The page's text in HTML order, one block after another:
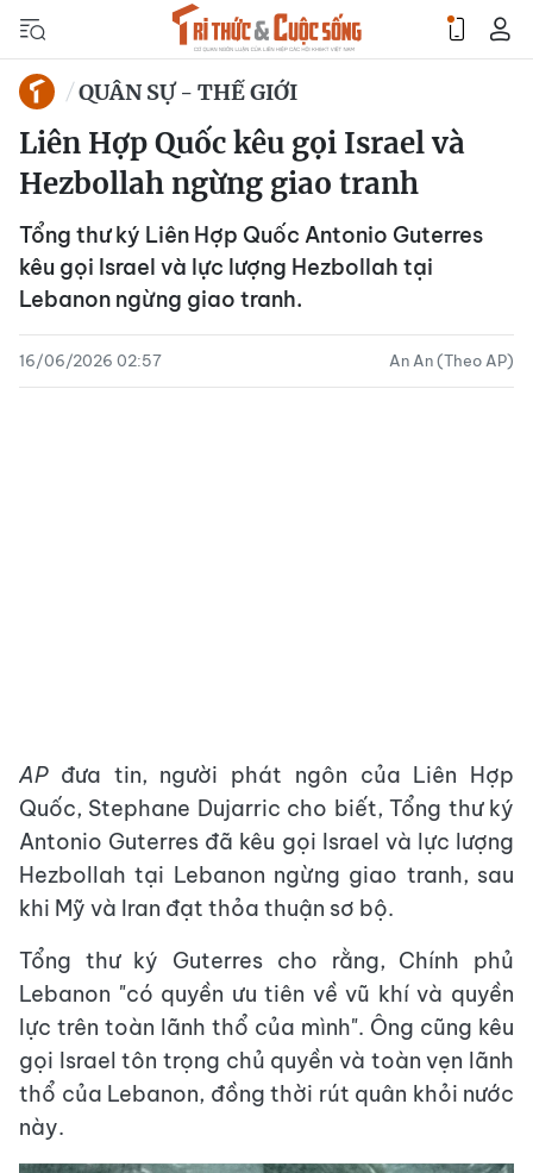
QUÂN SỰ - THẾ GIỚI
Liên Hợp Quốc kêu gọi Israel và
Hezbollah ngừng giao tranh
Tổng thư ký Liên Hợp Quốc Antonio Guterres
kêu gọi Israel và lực lượng Hezbollah tại
Lebanon ngừng giao tranh.
16/06/2026 02:57 An An (Theo AP)
APđưa tin, người phát ngôn của Liên Hợp
Quốc, Stephane Dujarric cho biết, Tổng thư ký
Antonio Guterres đã kêu gọi Israel và lực lượng
Hezbollah tại Lebanon ngừng giao tranh, sau
khi Mỹ và Iran đạt thỏa thuận sơ bộ.
Tổng thư ký Guterres cho rằng, Chính phủ
Lebanon "có quyền ưu tiên về vũ khí và quyền
lực trên toàn lãnh thổ của mình". Ông cũng kêu
gọi Israel tôn trọng chủ quyền và toàn vẹn lãnh
thổ của Lebanon, đồng thời rút quân khỏi nước
này.